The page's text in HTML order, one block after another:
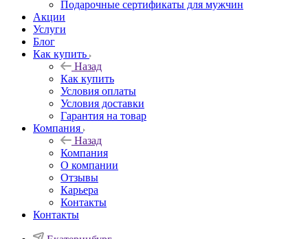
Подарочные сертификаты для мужчин
Акции
Услуги
Блог
Как купить
Назад
Как купить
Условия оплаты
Условия доставки
Гарантия на товар
Компания
Назад
Компания
О компании
Отзывы
Карьера
Контакты
Контакты